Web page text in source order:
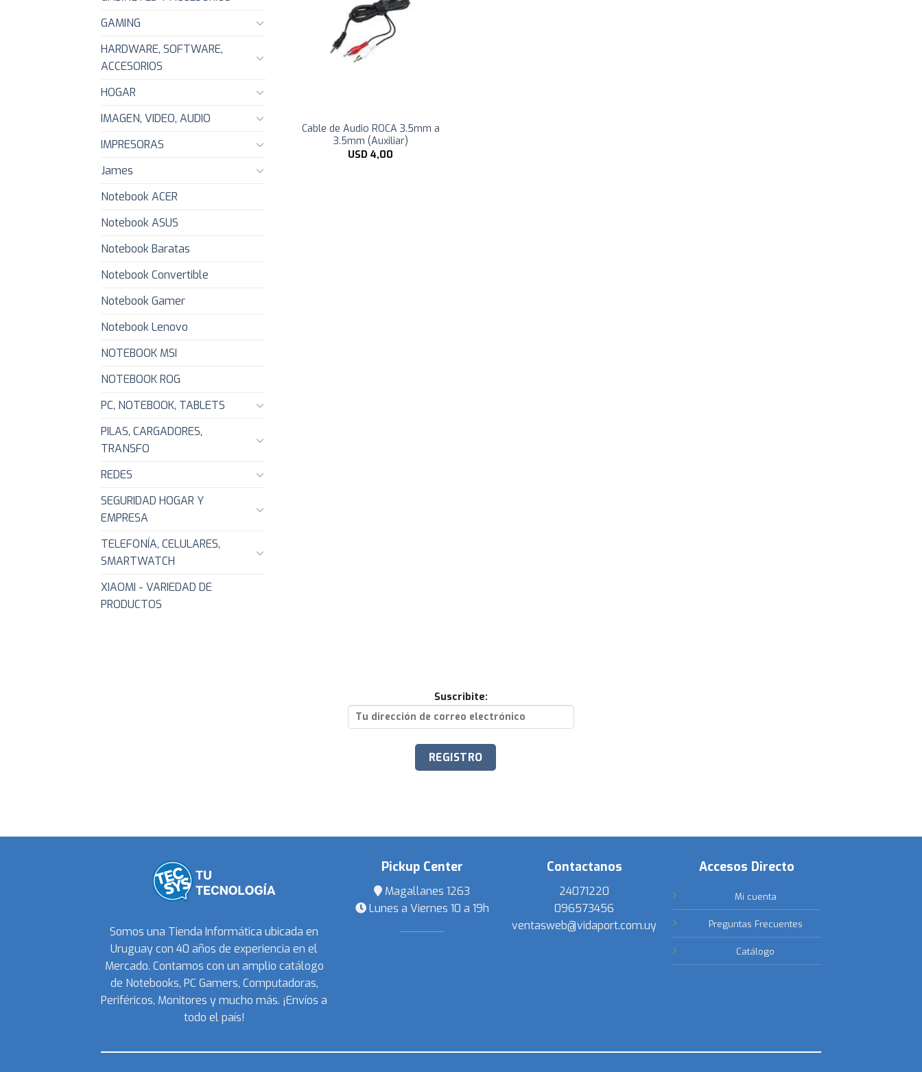
GAMING
HARDWARE, SOFTWARE,
ACCESORIOS
HOGAR
IMAGEN, VIDEO, AUDIO
IMPRESORAS
James
Notebook ACER
Notebook ASUS
Notebook Baratas
Notebook Convertible
Notebook Gamer
Notebook Lenovo
NOTEBOOK MSI
NOTEBOOK ROG
PC, NOTEBOOK, TABLETS
PILAS, CARGADORES,
TRANSFO
REDES
SEGURIDAD HOGAR Y
EMPRESA
TELEFONÍA, CELULARES,
SMARTWATCH
XIAOMI - VARIEDAD DE
PRODUCTOS
Cable de Audio ROCA 3.5mm a
3.5mm (Auxiliar)
USD4,00
Suscribite:
Somos una Tienda Informática ubicada en
Uruguay con 40 años de experiencia en el
Mercado. Contamos con un amplio catálogo
de Notebooks, PC Gamers, Computadoras,
Periféricos, Monitores y mucho más. ¡Envíos a
todo el país!
Pickup Center
Magallanes 1263
Lunes a Viernes 10 a 19h
Contactanos
24071220
096573456
ventasweb@vidaport.com.uy
Accesos Directo
Mi cuenta
Preguntas Frecuentes
Catálogo